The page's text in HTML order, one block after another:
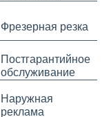
Фрезерная резка
Постгарантийное
обслуживание
Наружная
реклама